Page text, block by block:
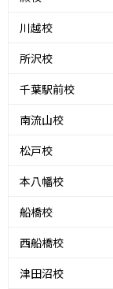
川越校
所沢校
千葉駅前校
南流山校
松戸校
本八幡校
船橋校
西船橋校
津田沼校